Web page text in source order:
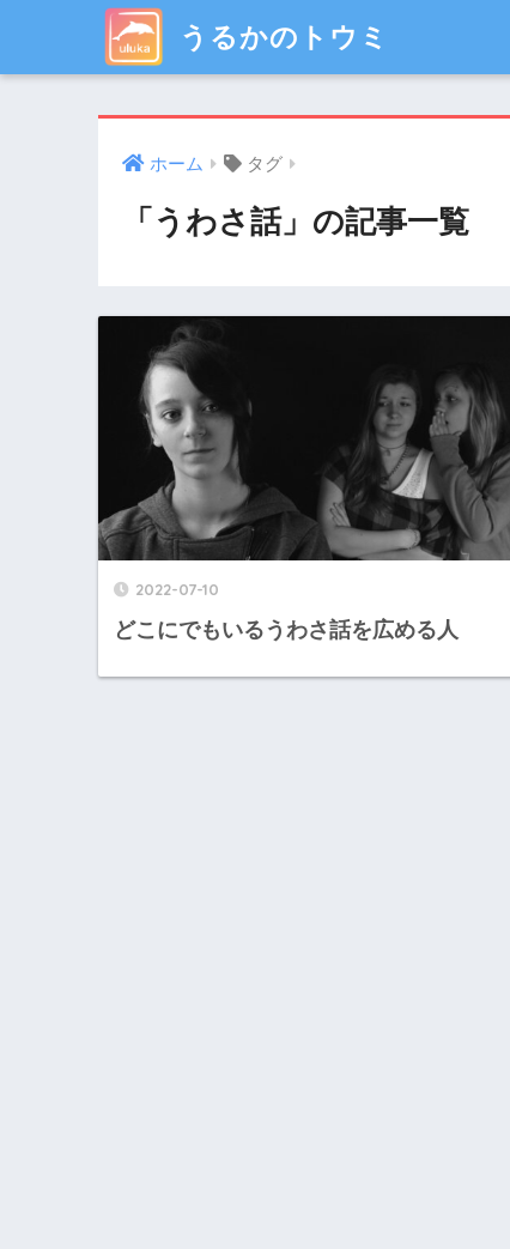
うるかのトウミ
ホーム タグ
「うわさ話」の記事一覧
2022-07-10
どこにでもいるうわさ話を広める人